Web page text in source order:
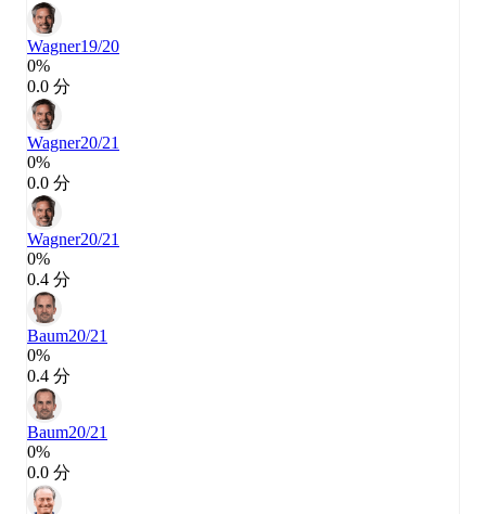
Wagner19/20
0%
0.0 分
Wagner20/21
0%
0.0 分
Wagner20/21
0%
0.4 分
Baum20/21
0%
0.4 分
Baum20/21
0%
0.0 分